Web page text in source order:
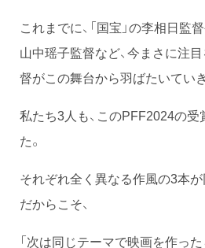
これまでに、「国宝」の李相日監
山中瑶子監督など、今まさに注
督がこの舞台から羽ばたいてい
私たち3人も、このPFF2024の
た。
それぞれ全く異なる作風の3本
だからこそ、
「次は同じテーマで映画を作っ